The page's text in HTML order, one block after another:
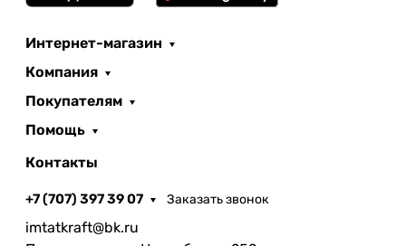
Интернет-магазин
Компания
Покупателям
Помощь
Контакты
+7 (707) 397 39 07 Заказать звонок
imtatkraft@bk.ru